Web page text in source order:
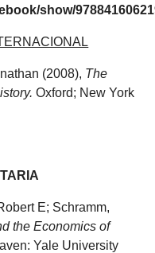
show/
(2008), The
Oxford; New York
E; Schramm,
the Economics of
Yale University